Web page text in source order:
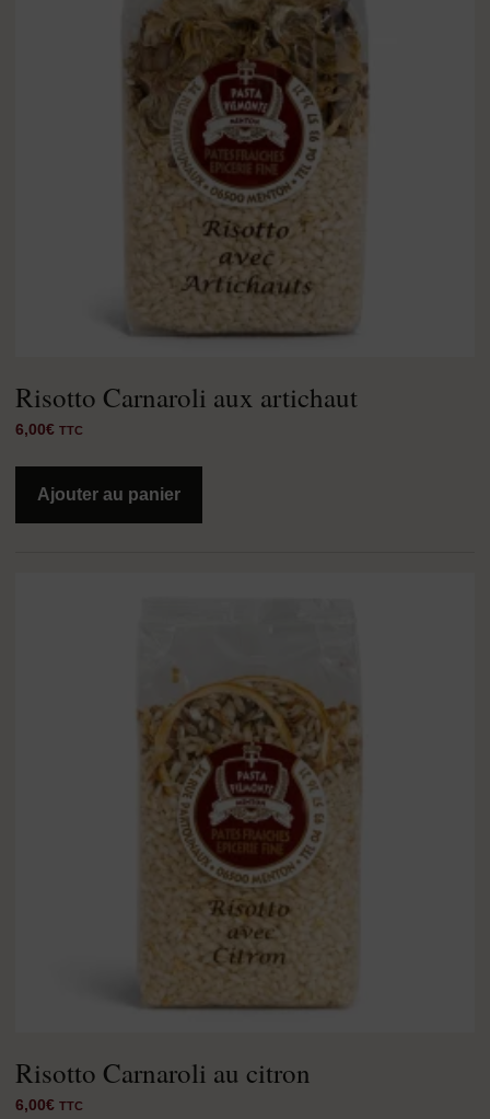
Risotto Carnaroli aux artichaut
6,00€ TTC
Ajouter au panier
Risotto Carnaroli au citron
6,00€ TTC